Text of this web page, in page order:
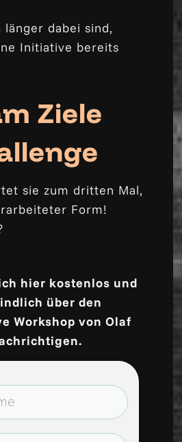
länger dabei sind,
Initiative bereits
Ziele
sie zum dritten Mal,
Form!
hier kostenlos und
über den
Workshop von Olaf